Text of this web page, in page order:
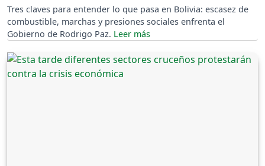
Tres claves para entender lo que pasa en Bolivia: escasez de
combustible, marchas y presiones sociales enfrenta el
Gobierno de Rodrigo Paz.